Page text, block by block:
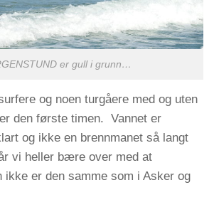
er gull i grunn…
og noen turgåere med og uten
den første timen. Vannet er
og ikke en brennmanet så langt
vi heller bære over med at
ikke er den samme som i Asker og